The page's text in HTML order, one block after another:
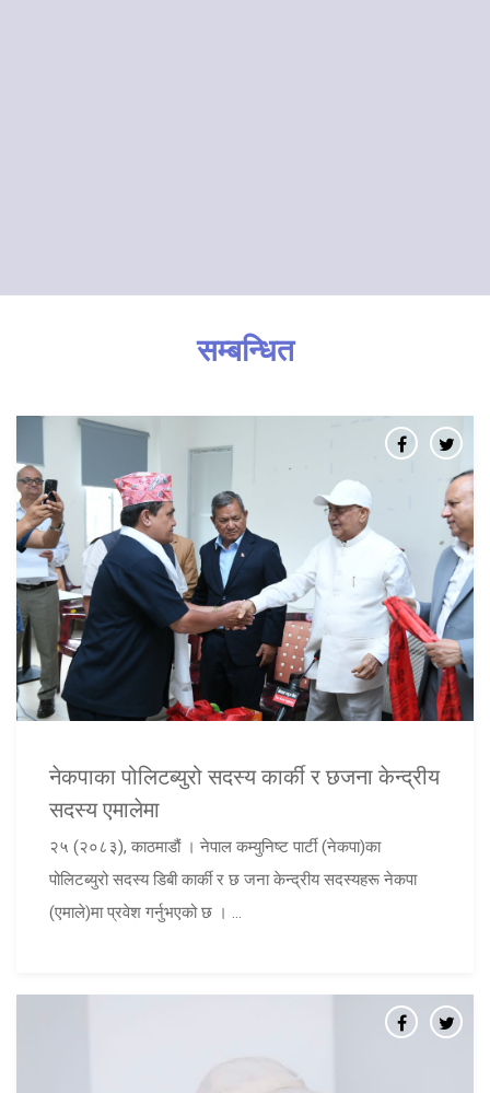
सम्बन्धित
नेकपाका पोलिटब्युरो सदस्य कार्की र छजना केन्द्रीय
सदस्य एमालेमा
२५ (२०८३), काठमाडौं । नेपाल कम्युनिष्ट पार्टी (नेकपा)का
पोलिटब्युरो सदस्य डिबी कार्की र छ जना केन्द्रीय सदस्यहरू नेकपा
(एमाले)मा प्रवेश गर्नुभएको छ । ...